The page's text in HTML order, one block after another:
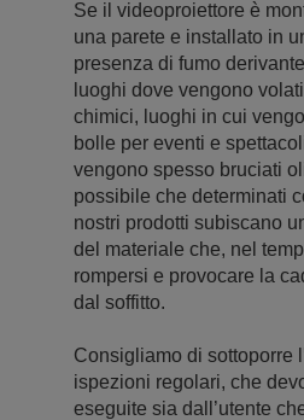
Se il videoproiettore è
una parete e installato in
presenza di fumo
luoghi dove vengono
chimici, luoghi in cui
bolle per eventi e
vengono spesso bruciati
possibile che determinati
nostri prodotti subiscano
del materiale che, nel
rompersi e provocare la
dal soffitto.
Consigliamo di sottoporre
ispezioni regolari, che
eseguite sia dall’utente